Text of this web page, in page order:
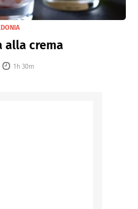
alla crema
1h 30m